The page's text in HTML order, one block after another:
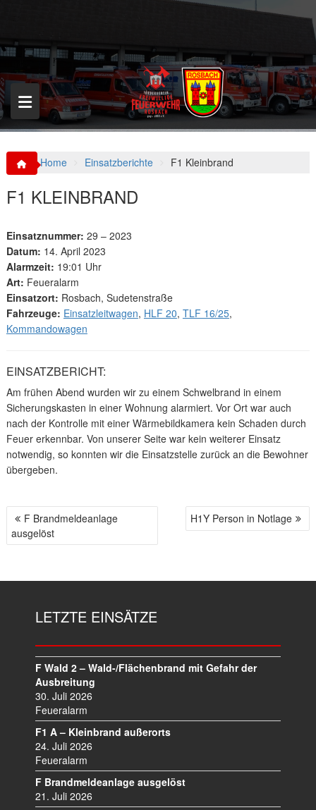
p
o
c
o
n
t
Home Einsatzberichte F1 Kleinbrand
F1 KLEINBRAND
Einsatznummer: 29 – 2023
Datum: 14. April 2023
Alarmzeit: 19:01 Uhr
Art: Feueralarm
Einsatzort: Rosbach, Sudetenstraße
Fahrzeuge: Einsatzleitwagen, HLF 20, TLF 16/25,
Kommandowagen
EINSATZBERICHT:
Am frühen Abend wurden wir zu einem Schwelbrand in einem
Sicherungskasten in einer Wohnung alarmiert. Vor Ort war auch
nach der Kontrolle mit einer Wärmebildkamera kein Schaden durch
Feuer erkennbar. Von unserer Seite war kein weiterer Einsatz
notwendig, so konnten wir die Einsatzstelle zurück an die Bewohner
übergeben.
B
E
F Brandmeldeanlage
ausgelöst
H1Y Person in Notlage
LETZTE EINSÄTZE
F Wald 2 – Wald-/Flächenbrand mit Gefahr der
Ausbreitung
30. Juli 2026
Feueralarm
F1 A – Kleinbrand außerorts
24. Juli 2026
Feueralarm
F Brandmeldeanlage ausgelöst
21. Juli 2026